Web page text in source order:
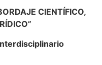
CIENTÍFICO,